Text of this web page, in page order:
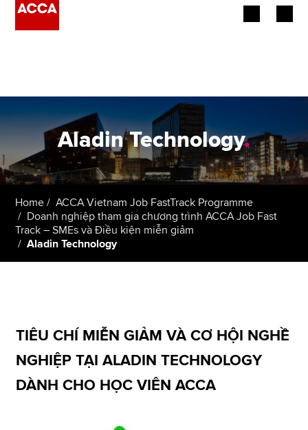
Employers
Learning providers
Students
Apply now
MyACCA
Aladin Technology.
Home
ACCA Vietnam Job FastTrack Programme
Doanh nghiệp tham gia chương trình ACCA Job Fast
Track – SMEs và Điều kiện miễn giảm
Aladin Technology
TIÊU CHÍ MIỄN GIẢM VÀ CƠ HỘI NGHỀ
NGHIỆP TẠI ALADIN TECHNOLOGY
DÀNH CHO HỌC VIÊN ACCA